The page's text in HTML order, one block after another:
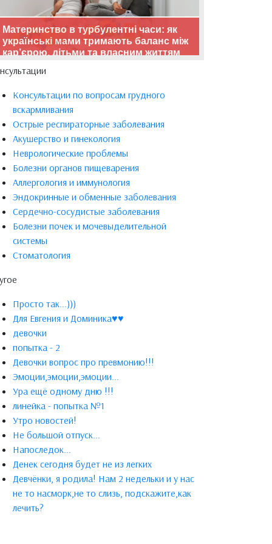
Материнство в турбулентні часи: як
українські мами тримають баланс між
кар’єрою, дітьми та власним життям
Консультации по вопросам грудного
вскармливания
Острые респираторные заболевания
Акушерство и гинекология
Неврологические проблемы
Болезни органов пищеварения
Аллергология и иммунология
Эндокринные и обменные заболевания
Сердечно-сосудистые заболевания
Болезни почек и мочевыделительной
системы
Стоматология
Просто так...)))
Для Евгения и Доминика♥♥
девочки
попытка - 2
Девочки вопрос про превмонию!!!
Эмоции,эмоции,эмоции...
Ура ещё одному дню !!!
линейка - попытка №1
Утро новостей!
Не большой отпуск...
Напоследок...
Денек сегодня будет не из легких
Девчёнки, я родила! Нам 2 недельки и у нас
не то насморк,не то слизь, подскажите,как
лечить?